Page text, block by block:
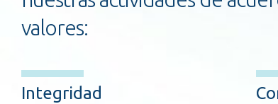
valores:
Integridad